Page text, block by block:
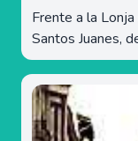
Frente a la
Santos Juanes,